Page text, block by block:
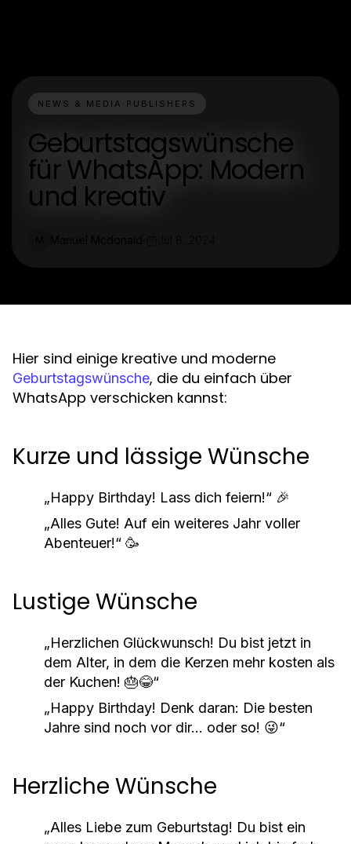
NEWS & MEDIA PUBLISHERS
Geburtstagswünsche
für WhatsApp: Modern
und kreativ
Hier sind einige kreative und moderne
Geburtstagswünsche, die du einfach über
WhatsApp verschicken kannst:
Kurze und lässige Wünsche
„Happy Birthday! Lass dich feiern!“ 🎉
„Alles Gute! Auf ein weiteres Jahr voller
Abenteuer!“ 🥳
Lustige Wünsche
„Herzlichen Glückwunsch! Du bist jetzt in
dem Alter, in dem die Kerzen mehr kosten als
der Kuchen! 🎂😂“
„Happy Birthday! Denk daran: Die besten
Jahre sind noch vor dir... oder so! 😜“
Herzliche Wünsche
„Alles Liebe zum Geburtstag! Du bist ein